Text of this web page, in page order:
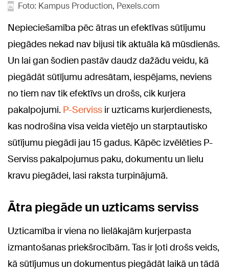
Foto: Kampus Production, Pexels.com
Nepieciešamība pēc ātras un efektīvas sūtījumu
piegādes nekad nav bijusi tik aktuāla kā mūsdienās.
Un lai gan šodien pastāv daudz dažādu veidu, kā
piegādāt sūtījumu adresātam, iespējams, neviens
no tiem nav tik efektīvs un drošs, cik kurjera
pakalpojumi. P-Serviss ir uzticams kurjerdienests,
kas nodrošina visa veida vietējo un starptautisko
sūtījumu piegādi jau 15 gadus. Kāpēc izvēlēties P-
Serviss pakalpojumus paku, dokumentu un lielu
kravu piegādei, lasi raksta turpinājumā.
Ātra piegāde un uzticams serviss
Uzticamība ir viena no lielākajām kurjerpasta
izmantošanas priekšrocībām. Tas ir ļoti drošs veids,
kā sūtījumus un dokumentus piegādāt laikā un tādā